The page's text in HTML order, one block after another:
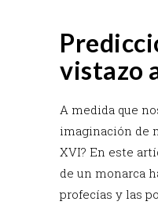
vistazo
A medida que
imaginación de
XVI? En este
de un monarca
profecías y las